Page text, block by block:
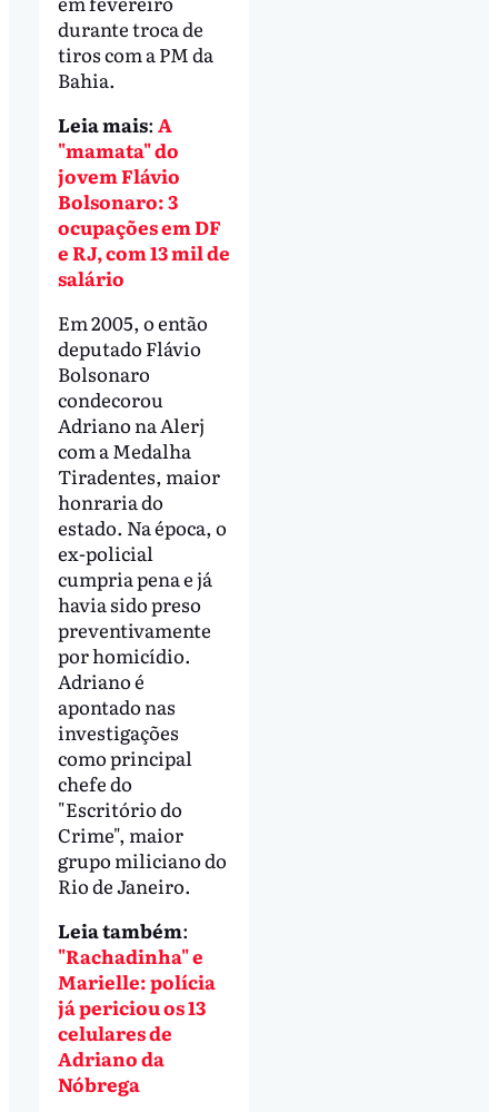
durante troca de
tiros com a PM da
Bahia.
Leia mais: A
"mamata" do
jovem Flávio
Bolsonaro: 3
ocupações em DF
e RJ, com 13 mil de
salário
Em 2005, o então
deputado Flávio
Bolsonaro
condecorou
Adriano na Alerj
com a Medalha
Tiradentes, maior
honraria do
estado. Na época, o
ex-policial
cumpria pena e já
havia sido preso
preventivamente
por homicídio.
Adriano é
apontado nas
investigações
como principal
chefe do
"Escritório do
Crime", maior
grupo miliciano do
Rio de Janeiro.
Leia também:
"Rachadinha" e
Marielle: polícia
já periciou os 13
celulares de
Adriano da
Nóbrega